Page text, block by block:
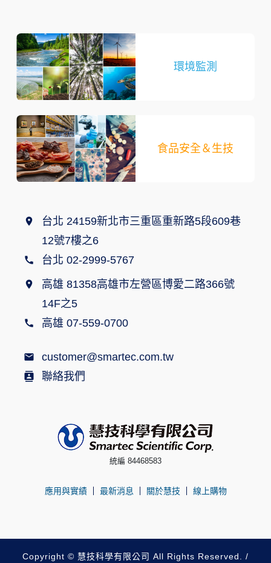
環境監測
食品安全＆生技
台北 24159新北市三重區重新路5段609巷
12號7樓之6
台北 02-2999-5767
高雄 81358高雄市左營區博愛二路366號
14F之5
高雄 07-559-0700
customer@smartec.com.tw
聯絡我們
統編 84468583
應用與實績 最新消息 關於慧技 線上購物
Copyright © 慧技科學有限公司 All Rights Reserved. /